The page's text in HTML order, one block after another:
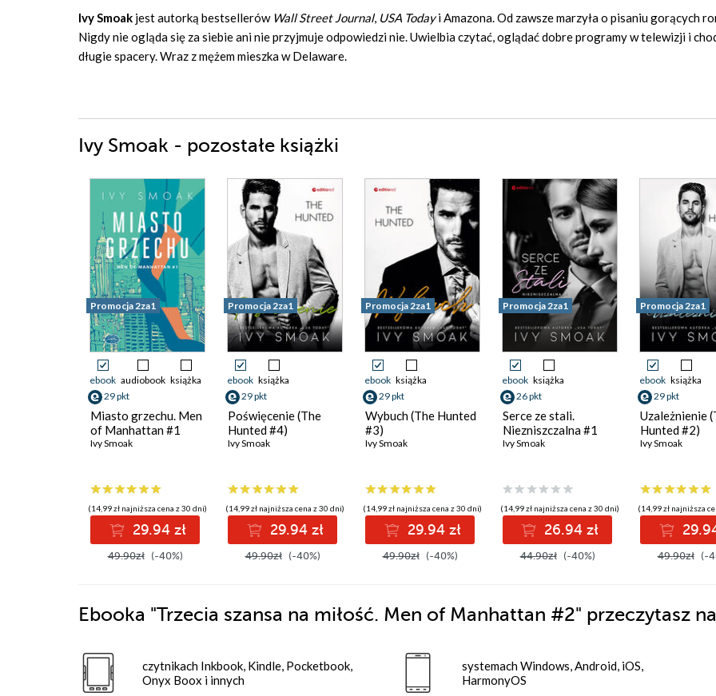
Ivy Smoak jest autorką bestsellerów Wall Street Journal, USA Todayi Amazona. Od zawsze marzyła o pisaniu gorących
Nigdy nie ogląda się za siebie ani nie przyjmuje odpowiedzi nie. Uwielbia czytać, oglądać dobre programy w telewizji i
długie spacery. Wraz z mężem mieszka w Delaware.
Ivy Smoak - pozostałe książki
Promocja 2za1
ebook audiobook książka
29 pkt
Miasto grzechu. Men
of Manhattan #1
Ivy Smoak
(14,99 zł najniższa cena z 30 dni)
29.94 zł
49.90zł (-40%)
Promocja 2za1
ebook książka
29 pkt
Poświęcenie (The
Hunted #4)
Ivy Smoak
(14,99 zł najniższa cena z 30 dni)
29.94 zł
49.90zł (-40%)
Promocja 2za1
ebook książka
29 pkt
Wybuch (The Hunted
#3)
Ivy Smoak
(14,99 zł najniższa cena z 30 dni)
29.94 zł
49.90zł (-40%)
Promocja 2za1
ebook książka
26 pkt
Serce ze stali.
Niezniszczalna #1
Ivy Smoak
(14,99 zł najniższa cena z 30 dni)
26.94 zł
44.90zł (-40%)
Promocja 2za1
ebook książka
29 pkt
Uzależnienie
Hunted #2)
Ivy Smoak
(14,99 zł najniższa
49.90zł (-
Ebooka "Trzecia szansa na miłość. Men of Manhattan #2" przeczytasz
czytnikach Inkbook, Kindle, Pocketbook,
Onyx Boox i innych
systemach Windows, Android, iOS,
HarmonyOS